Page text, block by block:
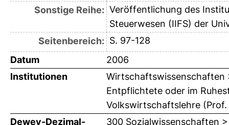
Sonstige Reihe: Veröffentlichung des
Steuerwesen (IIFS) der
Seitenbereich: S. 97-128
Datum
2006
Institutionen
Entpflichtete oder im
Volkswirtschaftslehre
Dewey-Dezimal-
300 Sozialwissenschaften